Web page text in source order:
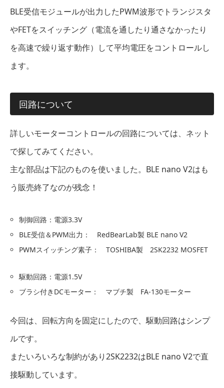
BLE受信モジュールが出力したPWM波形でトランジスタ
やFETをスイッチング（電流を通したり通さなかったり
を高速で繰り返す動作）して平均電圧をコントロールし
ます。
回路について
詳しいモーターコントロールの回路については、ネット
で探してみてください。
主な部品は下記のものを使いました。BLE nano V2はも
う販売終了なのが残念！
制御回路：電源3.3V
BLE受信＆PWM出力： RedBearLab製 BLE nano V2
PWMスイッチング素子： TOSHIBA製 2SK2232 MOSFET
駆動回路：電源1.5V
ブラシ付きDCモーター： マブチ製 FA-130モーター
今回は、回転方向を固定にしたので、駆動回路はシンプ
ルです。
またいろいろな制約があり2SK2232はBLE nano V2で直
接駆動しています。